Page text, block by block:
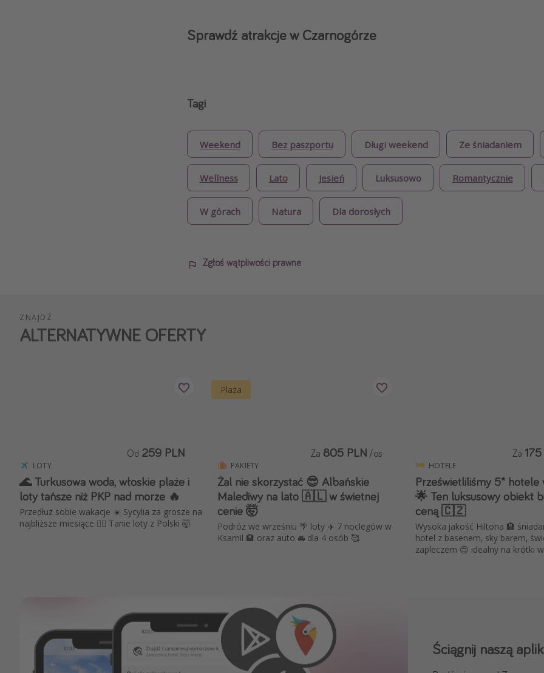
Sprawdź atrakcje w Czarnogórze
Tagi
Weekend Bez paszportu Długi weekend Ze śniadaniem
Wellness Lato Jesień Luksusowo Romantycznie
W górach Natura Dla dorosłych
Zgłoś wątpliwości prawne
ZNAJDŹ
ALTERNATYWNE OFERTY
LOTY
🌊 Turkusowa woda, włoskie plaże i
loty tańsze niż PKP nad morze 🔥
Przedłuż sobie wakacje ☀️ Sycylia za grosze na
najbliższe miesiące ❤️‍🔥 Tanie loty z Polski 🤯
Od 259 PLN
Plaża
PAKIETY
Żal nie skorzystać 😎 Albańskie
Malediwy na lato 🇦🇱 w świetnej
cenie 🤯
Podróż we wrześniu 🌴 loty ✈️ 7 noclegów w
Ksamil 🏨 oraz auto 🚘 dla 4 osób 🥰
Za 805 PLN /os
HOTELE
Prześwietliliśmy 5* hotele
🌟 Ten luksusowy obiekt
ceną 🇨🇿
Wysoka jakość Hiltona 🏨
hotel z basenem, sky barem,
zapleczem 😍 idealny na krótki
Za
Ściągnij naszą
Dołącz do